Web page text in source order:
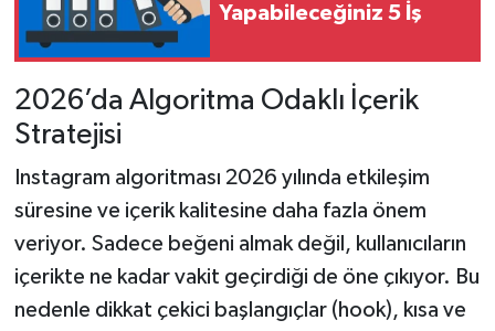
Yapabileceğiniz 5 İş
2026’da Algoritma Odaklı İçerik
Stratejisi
Instagram algoritması 2026 yılında etkileşim
süresine ve içerik kalitesine daha fazla önem
veriyor. Sadece beğeni almak değil, kullanıcıların
içerikte ne kadar vakit geçirdiği de öne çıkıyor. Bu
nedenle dikkat çekici başlangıçlar (hook), kısa ve